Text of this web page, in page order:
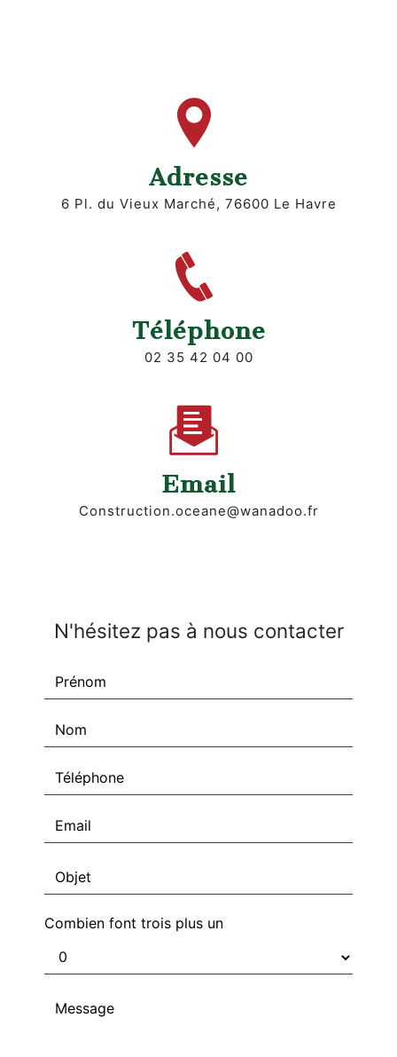
Adresse
6 Pl. du Vieux Marché, 76600 Le Havre
Téléphone
02 35 42 04 00
Email
construction.oceane@wanadoo.fr
N'hésitez pas à nous contacter
Combien font trois plus un